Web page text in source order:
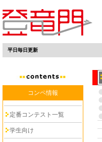
平日毎日更新
コンペ情報
定番コンテスト一覧
学生向け